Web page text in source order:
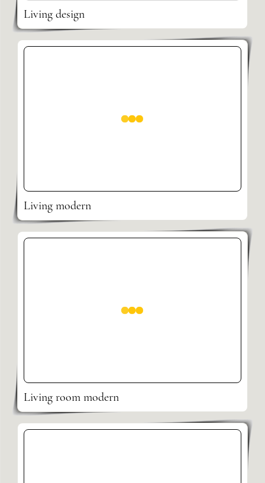
Living design
Living modern
Living room modern